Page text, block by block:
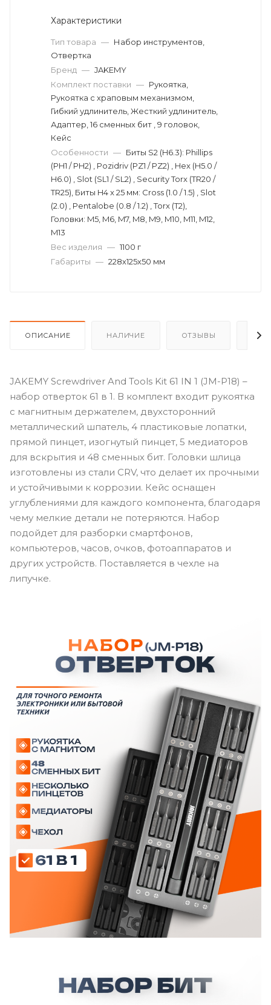
Характеристики
Тип товара — Набор инструментов,
Отвертка
Бренд — JAKEMY
Комплект поставки — Рукоятка,
Рукоятка с храповым механизмом,
Гибкий удлинитель, Жесткий удлинитель,
Адаптер, 16 сменных бит , 9 головок,
Кейс
Особенности — Биты S2 (H6.3): Phillips
(PH1 / PH2) , Pozidriv (PZ1 / PZ2) , Hex (H5.0 /
H6.0) , Slot (SL1 / SL2) , Security Torx (TR20 /
TR25), Биты H4 x 25 мм: Cross (1.0 / 1.5) , Slot
(2.0) , Pentalobe (0.8 / 1.2) , Torx (T2),
Головки: M5, M6, M7, M8, M9, M10, M11, M12,
M13
Вес изделия — 1100 г
Габариты — 228х125х50 мм
ОПИСАНИЕ НАЛИЧИЕ ОТЗЫВЫ
JAKEMY Screwdriver And Tools Kit 61 IN 1 (JM-P18) –
набор отверток 61 в 1. В комплект входит рукоятка
с магнитным держателем, двухсторонний
металлический шпатель, 4 пластиковые лопатки,
прямой пинцет, изогнутый пинцет, 5 медиаторов
для вскрытия и 48 сменных бит. Головки шлица
изготовлены из стали CRV, что делает их прочными
и устойчивыми к коррозии. Кейс оснащен
углублениями для каждого компонента, благодаря
чему мелкие детали не потеряются. Набор
подойдет для разборки смартфонов,
компьютеров, часов, очков, фотоаппаратов и
других устройств. Поставляется в чехле на
липучке.